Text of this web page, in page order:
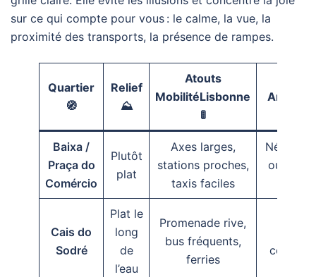
sur ce qui compte pour vous : le calme, la vue, la
proximité des transports, la présence de rampes.
Quartier
🧭
Relief
⛰️
Atouts
MobilitéLisbonne
🚦
Baixa /
Praça do
Comércio
Plutôt
plat
Axes larges,
stations proches,
taxis faciles
ouvert
Cais do
Sodré
Plat le
long
de
l’eau
Promenade rive,
bus fréquents,
ferries